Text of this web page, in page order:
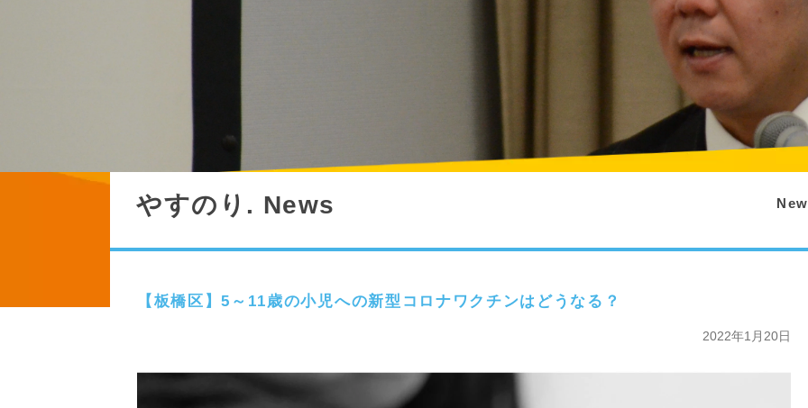
やすのり. News
【板橋区】5～11歳の小児への新型コロナワクチンはどうなる？
2022年1月20日